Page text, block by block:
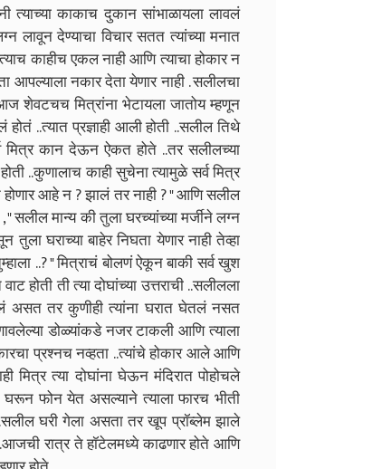
त्याच्या काकाच दुकान सांभाळायला लावलं
लावून देण्याचा विचार सतत त्यांच्या मनात
काहीच एकल नाही आणि त्याचा होकार न
नकार देता येणार नाही . सलीलचा
शेवटचच मित्रांना भेटायला जातोय म्हणून
..त्यात प्रज्ञाही आली होती ..सलील तिथे
मित्र कान देऊन ऐकत होते ..तर सलीलच्या
..कुणालाच काही सुचेना त्यामुळे सर्व मित्र
आहे न ? झालं तर नाही ? " आणि सलील
" सलील मान्य की तुला घरच्यांच्या मर्जीने लग्न
घराच्या बाहेर निघता येणार नाही तेव्हा
..? " मित्राचं बोलणं ऐकून बाकी सर्व खुश
होती ती त्या दोघांच्या उत्तराची ..सलीलला
असत तर कुणीही त्यांना घरात घेतलं नसत
डोळ्यांकडे नजर टाकली आणि त्याला
प्रश्नच नव्हता ..त्यांचे होकार आले आणि
मित्र त्या दोघांना घेऊन मंदिरात पोहोचले
घरून फोन येत असल्याने त्याला फारच भीती
..सलील घरी गेला असता तर खूप प्रॉब्लेम झाले
..आजची रात्र ते हॉटेलमध्ये काढणार होते आणि